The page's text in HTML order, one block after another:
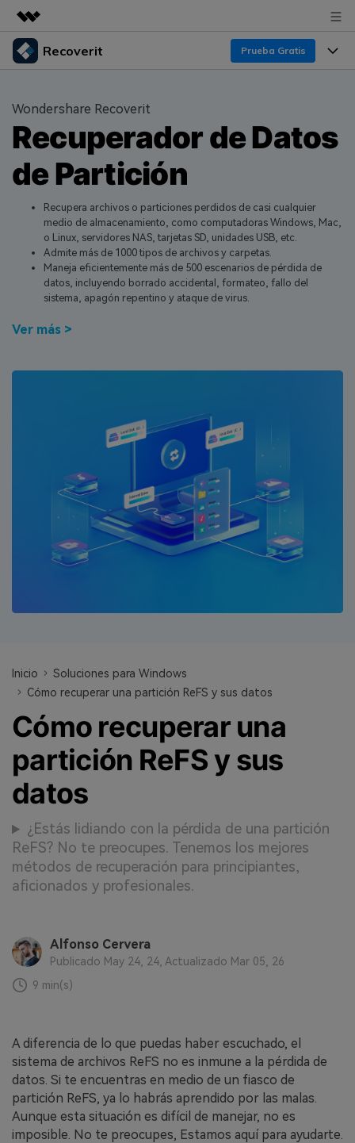
Productos destacados
Utilidades
Soluciones
Quiénes somos
Sala de prensa
Tienda
Soporte
Recoverit Prueba Gratis
Recoverit para Windows
Líder en recuperación para Windows
Pruébalo Gratis
Recoverit para Mac
Recupera datos ilimitados del sistema Mac
Recupera datos perdidos/eliminados gratis
Pruébalo Gratis
Otros Productos
Funciones
Recuperar de Unidades
Recuperar Medios Borrados
Soluciones de Recuperación Exclusivas Nuevo
Recuperar Documentos
Recursos
Por qué Recoverit
Experto en Recuperación de Datos
Historias de Clientes
Temas Destacados
Guía
DESCARGAR Sign In
Wondershare Recoverit
Recuperador de Datos
de Partición
Recupera archivos o particiones perdidos de casi cualquier
medio de almacenamiento, como computadoras Windows, Mac,
o Linux, servidores NAS, tarjetas SD, unidades USB, etc.
Admite más de 1000 tipos de archivos y carpetas.
Maneja eficientemente más de 500 escenarios de pérdida de
datos, incluyendo borrado accidental, formateo, fallo del
sistema, apagón repentino y ataque de virus.
Ver más >
Inicio
Soluciones para Windows
Cómo recuperar una partición ReFS y sus datos
Cómo recuperar una
partición ReFS y sus
datos
¿Estás lidiando con la pérdida de una partición
ReFS? No te preocupes. Tenemos los mejores
métodos de recuperación para principiantes,
aficionados y profesionales.
Alfonso Cervera
Publicado May 24, 24, Actualizado Mar 05, 26
9 min(s)
A diferencia de lo que puedas haber escuchado, el
sistema de archivos ReFS no es inmune a la pérdida de
datos. Si te encuentras en medio de un fiasco de
partición ReFS, ya lo habrás aprendido por las malas.
Aunque esta situación es difícil de manejar, no es
imposible. No te preocupes, Estamos aquí para ayudarte.